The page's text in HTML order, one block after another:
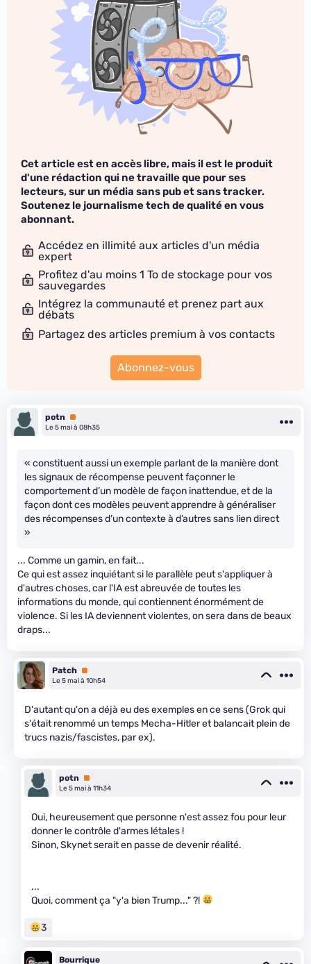
Cet article est en accès libre, mais il est le produit
d'une rédaction qui ne travaille que pour ses
lecteurs, sur un média sans pub et sans tracker.
Soutenez le journalisme tech de qualité en vous
abonnant.
Accédez en illimité aux articles d'un média
expert
Profitez d'au moins 1 To de stockage pour vos
sauvegardes
Intégrez la communauté et prenez part aux
débats
Partagez des articles premium à vos contacts
Abonnez-vous
potn
Premium
Le 5 mai à 08h35
« constituent aussi un exemple parlant de la manière dont
les signaux de récompense peuvent façonner le
comportement d’un modèle de façon inattendue, et de la
façon dont ces modèles peuvent apprendre à généraliser
des récompenses d’un contexte à d’autres sans lien direct
»
... Comme un gamin, en fait...
Ce qui est assez inquiétant si le parallèle peut s'appliquer à
d'autres choses, car l'IA est abreuvée de toutes les
informations du monde, qui contiennent énormément de
violence. Si les IA deviennent violentes, on sera dans de beaux
draps...
Patch Premium
Le 5 mai à 10h54
D'autant qu'on a déjà eu des exemples en ce sens (Grok qui
s'était renommé un temps Mecha-Hitler et balancait plein de
trucs nazis/fascistes, par ex).
potn
Premium
Le 5 mai à 11h34
Oui, heureusement que personne n'est assez fou pour leur
donner le contrôle d'armes létales !
Sinon, Skynet serait en passe de devenir réalité.
...
Quoi, comment ça "y'a bien Trump..." ?!
3
Bourrique